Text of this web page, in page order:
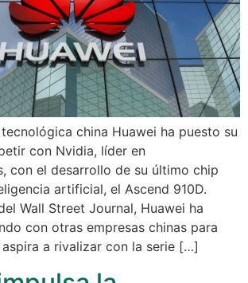
china Huawei ha puesto su
con Nvidia, líder en
con el desarrollo de su último chip
artificial, el Ascend 910D.
Wall Street Journal, Huawei ha
con otras empresas chinas para
a rivalizar con la serie […]